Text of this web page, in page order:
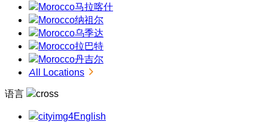
马拉喀什
纳祖尔
乌季达
拉巴特
丹吉尔
All Locations
语言
English